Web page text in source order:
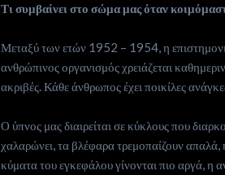
Who
we
are
Ιnspiration
Τι συμβαίνει στο σώμα μας όταν
Μεταξύ των ετών 1952 – 1954, η
ανθρώπινος οργανισμός χρειάζεται
ακριβές. Κάθε άνθρωπος έχει ποικίλες
Ο ύπνος μας διαιρείται σε κύκλους που
χαλαρώνει, τα βλέφαρα τρεμοπαίζουν απαλά,
κύματα του εγκεφάλου γίνονται πιο αργά, η